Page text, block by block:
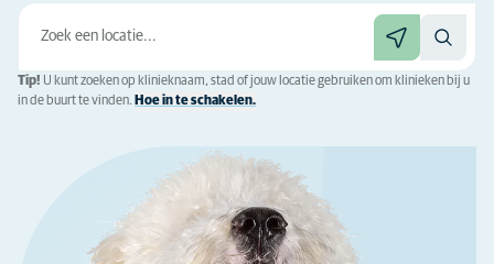
Tip! U kunt zoeken op klinieknaam, stad of jouw locatie gebruiken om klinieken bij u
in de buurt te vinden. Hoe in te schakelen.